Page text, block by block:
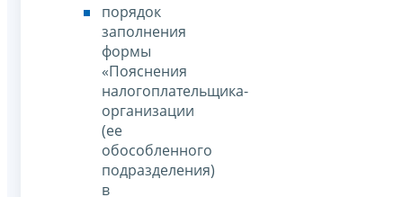
порядок
заполнения
формы
«Пояснения
налогоплательщика-
организации
(ее
обособленного
подразделения)
в